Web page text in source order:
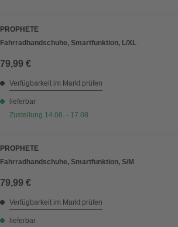
PROPHETE
Fahrradhandschuhe, Smartfunktion, L/XL
79,99 €
Verfügbarkeit im Markt prüfen
lieferbar
Zustellung 14.08. - 17.08.
PROPHETE
Fahrradhandschuhe, Smartfunktion, S/M
79,99 €
Verfügbarkeit im Markt prüfen
lieferbar